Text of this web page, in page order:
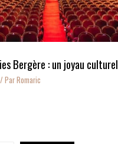
Bergère : un joyau
/ ParRomaric